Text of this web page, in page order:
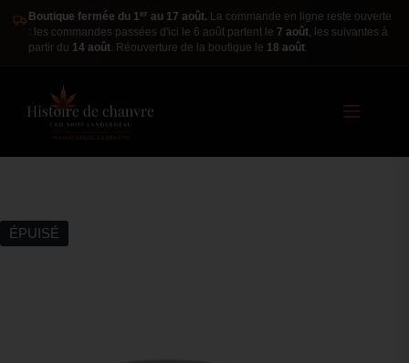
Boutique fermée du 1er au 17 août. La commande en ligne reste ouverte
: les commandes passées d'ici le 6 août partent le 7 août, les suivantes à
partir du 14 août. Réouverture de la boutique le 18 août.
ÉPUISÉ